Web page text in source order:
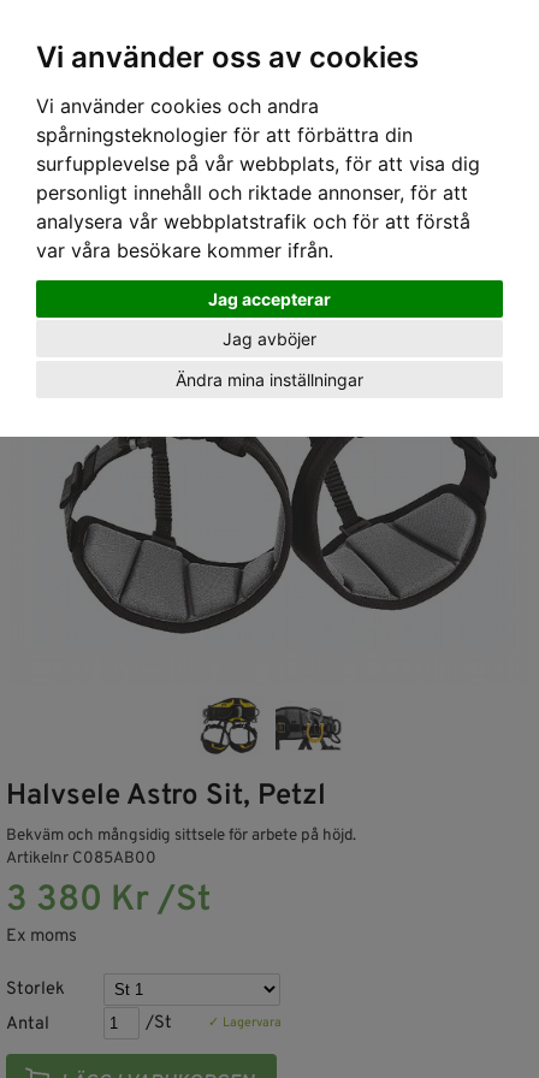
Vi använder oss av cookies
Vi använder cookies och andra
spårningsteknologier för att förbättra din
surfupplevelse på vår webbplats, för att visa dig
personligt innehåll och riktade annonser, för att
analysera vår webbplatstrafik och för att förstå
var våra besökare kommer ifrån.
Jag accepterar
Jag avböjer
Ändra mina inställningar
Hem›Utrustning› Halvsele Astro Sit, Petzl
Halvsele Astro Sit, Petzl
Bekväm och mångsidig sittsele för arbete på höjd.
Artikelnr C085AB00
3 380 Kr /St
Ex moms
Storlek
Antal
/St ✓ Lagervara